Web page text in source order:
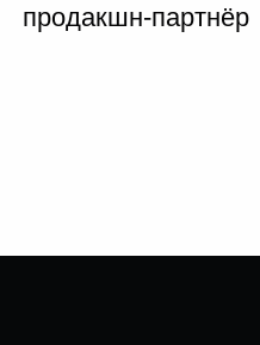
продакшн-партнёр